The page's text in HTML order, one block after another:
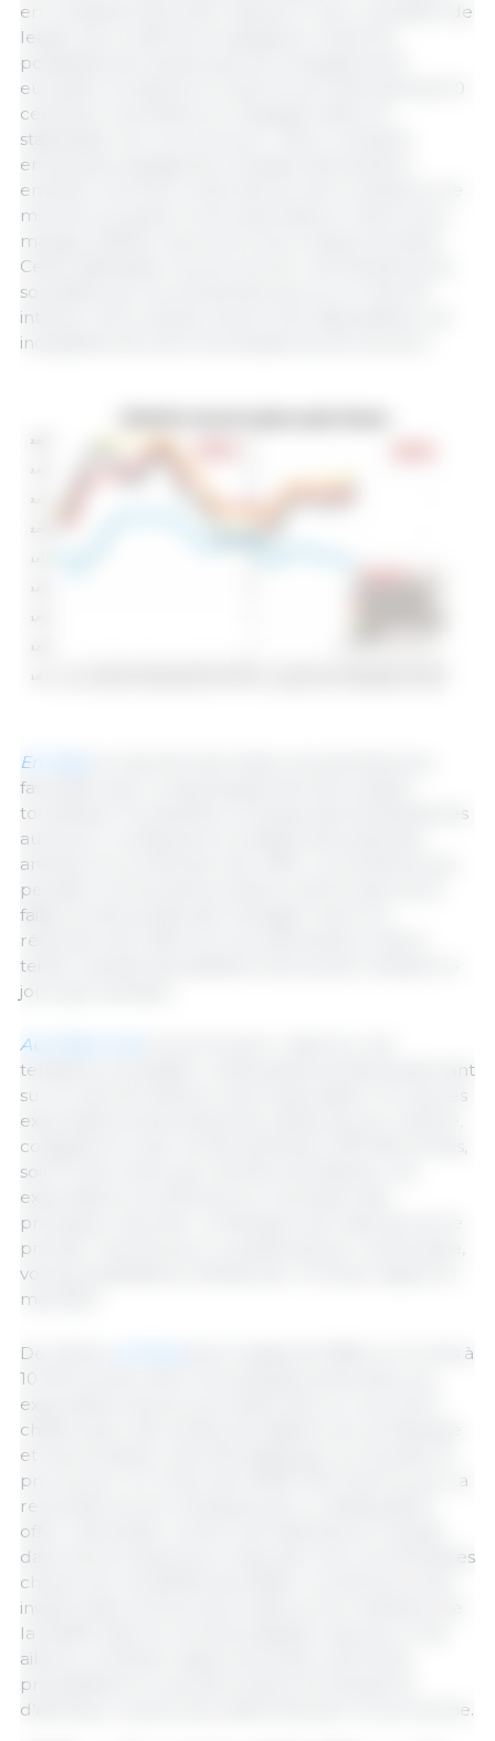
en constante diminution depuis 2 mois. La position de
leader de la référence espagnole réduit les
possibilités de hausse sans accompagnement
européen et depuis la chute du prix allemand de 10
centimes, la tendance en Espagne était à la
stabilisation du cours du porc. Selon certaines
entreprises espagnoles, la baisse allemande a
entraîné une forte chute des prix de la viande sur le
marché européen et les exportateurs voient leurs
marges s'effriter de plus en plus chaque semaine.
Cette stabilisation du prix du porc est d’autant plus
souhaitée par les entreprises que sur le marché
intérieur de la viande, les prix sont déjà stables, car
incapables de suivre les hausses du prix du porc.
En Italie
favorable avec le developpement de la saison
touristique. En parallèle, la hausse des températures
aura pour conséquence la baisse des poids des
animaux et la réduction de l’offre. Le problème qui
persiste comme partout ailleurs de Europe est la
faible se des achats des ménages. Face à la
réduction de l’offre et à une demande en demi-
teinte, l’activité des abattoirs est souvent réduite à 4
jours par semaine.
Aux Etats-Unis
tendance à la baisse. La demande est décevante tant
sur le marché intérieur qu’à l’exportation. En mai, les
exportations américaines de viande de porc fraîche,
congelée et cuite ont été estimées à 199 492 tonnes,
soit 5 % de moins que l'année précédente. Les
exportations ont diminué sur la plupart des
principaux marchés : le Mexique, qui reste de loin le
premier marché pour la viande de porc américaine,
voit ses expéditions réduites de -5,1 % par rapport à
mai 2023.
De même,
est en baisse de 38% sur le mois à
10 304 tonnes. Selon les analystes américains, les
exportations de juin pourraient être en recul de 2
chiffres avec des ventes plus faibles vers le Mexique
et les principaux marchés asiatiques. Au 10 juillet, le
prix du porc en Chine est à 18,92 CNY (2,40 euros). La
remontée du prix s’explique par un déséquilibre
offre / demande. Les prix sont attendus en hausse
dans les prochains jours mais selon les commentaires
chinois, leur durabilité sera faible. Les éleveurs sont
invités à faire preuve de prudence et à maintenir de
la fluidité dans la commercialisation des porcs. Par
ailleurs, certaines régions font face à de fortes
précipitations ce qui perturbent les transports
d’animaux. Les prix pourraient fluctuer à court terme.